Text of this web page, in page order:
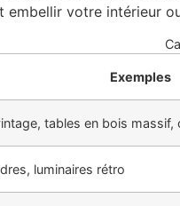
votre intérieur
Exemples
tables en bois massif,
luminaires rétro